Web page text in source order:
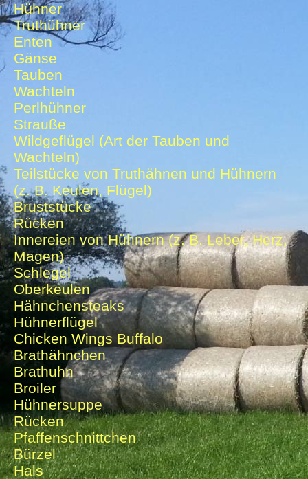
Hühner
Truthühner
Enten
Gänse
Tauben
Wachteln
Perlhühner
Strauße
Wildgeflügel (Art der Tauben und
Wachteln)
Teilstücke von Truthähnen und Hühnern
(z. B. Keulen, Flügel)
Bruststücke
Rücken
Innereien von Hühnern (z. B. Leber, Herz,
Magen)
Schlegel
Oberkeulen
Hähnchensteaks
Hühnerflügel
Chicken Wings Buffalo
Brathähnchen
Brathuhn
Broiler
Hühnersuppe
Rücken
Pfaffenschnittchen
Bürzel
Hals